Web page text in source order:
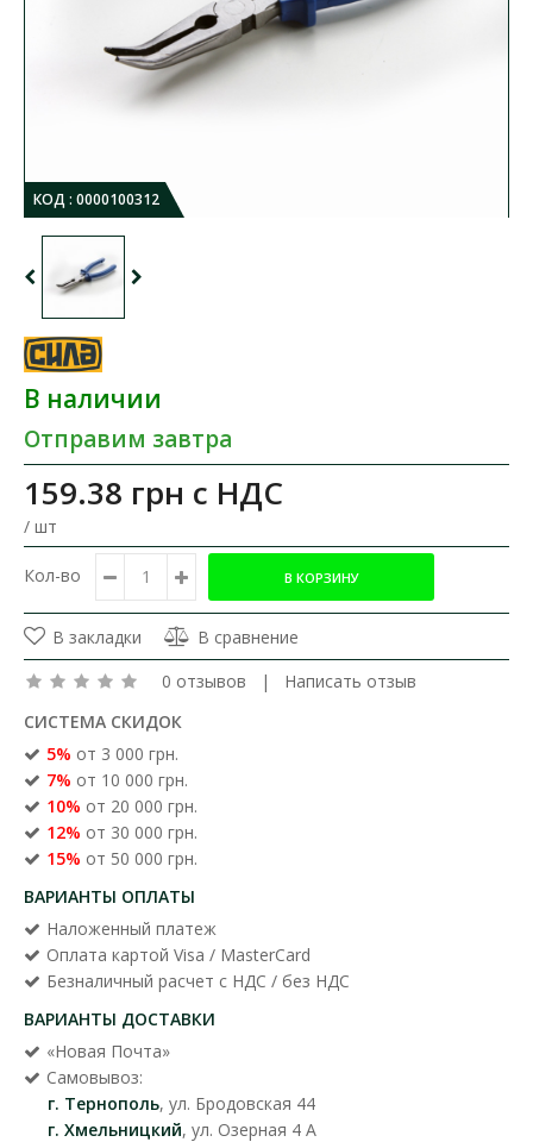
КОД : 0000100312
В наличии
Отправим завтра
159.38 грн с НДС
/ шт
Кол-во
В закладки
В сравнение
0 отзывов | Написать отзыв
СИСТЕМА СКИДОК
5% от 3 000 грн.
7% от 10 000 грн.
10% от 20 000 грн.
12% от 30 000 грн.
15% от 50 000 грн.
ВАРИАНТЫ ОПЛАТЫ
Наложенный платеж
Оплата картой Visa / MasterCard
Безналичный расчет с НДС / без НДС
ВАРИАНТЫ ДОСТАВКИ
«Новая Почта»
Самовывоз:
г. Тернополь, ул. Бродовская 44
г. Хмельницкий, ул. Озерная 4 А